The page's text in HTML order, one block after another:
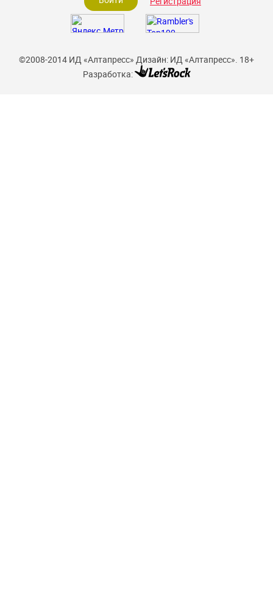
©2008-2014 ИД «Алтапресс» Дизайн: ИД «Алтапресс». 18+
Разработка: